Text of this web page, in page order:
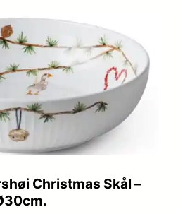
Christmas Skål –